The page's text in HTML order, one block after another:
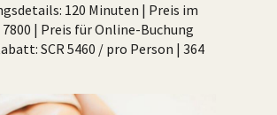
120 Minuten | Preis im
7800 | Preis für Online-Buchung
SCR 5460 / pro Person | 364